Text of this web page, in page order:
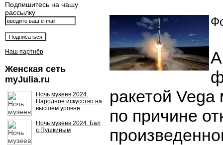
Подпишитесь на нашу
рассылку
Наш партнёр
Женская сеть
myJulia.ru
Ночь музеев 2024.
Народное искусство на
высшем уровне
Ночь музеев 2024. Бал
с Пушкиным
ракетой Vega
по причине